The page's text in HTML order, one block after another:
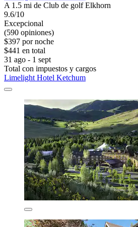
A 1.5 mi de Club de golf Elkhorn
9.6/10
Excepcional
(590 opiniones)
$397 por noche
$441 en total
31 ago - 1 sept
Total con impuestos y cargos
Limelight Hotel Ketchum